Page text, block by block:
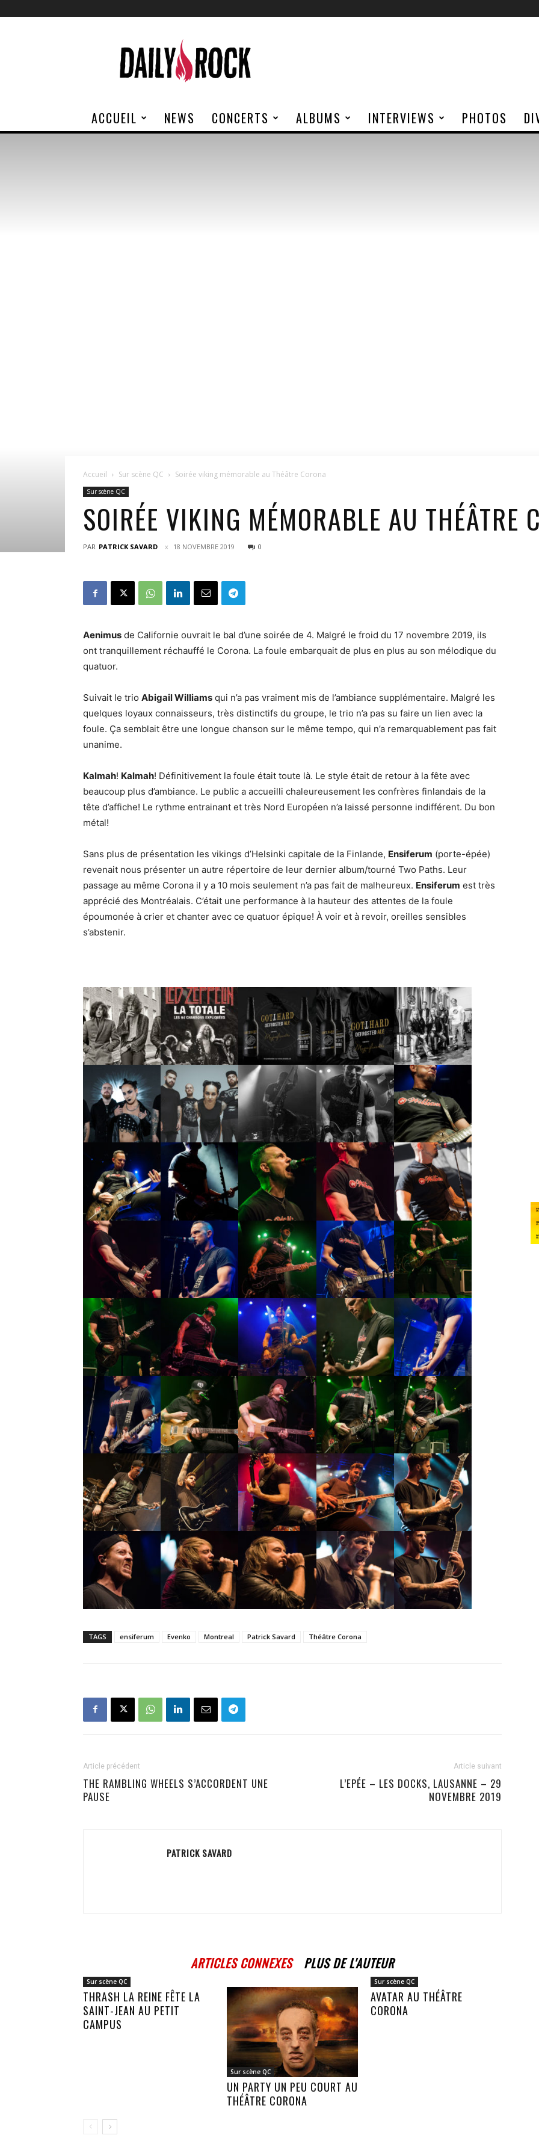
Rock
ACCUEIL NEWS CONCERTS ALBUMS INTERVIEWS PHOTOS
Accueil Sur scène QC Soirée viking mémorable au Théâtre Corona
Sur scène QC
SOIRÉE VIKING MÉMORABLE AU THÉÂTRE
PAR PATRICK SAVARD 18 NOVEMBRE 2019 0
Aenimus de Californie ouvrait le bal d’une soirée de 4. Malgré le froid du 17 novembre 2019, ils
ont tranquillement réchauffé le Corona. La foule embarquait de plus en plus au son mélodique du
quatuor.
Suivait le trio Abigail Williams qui n’a pas vraiment mis de l’ambiance supplémentaire. Malgré les
quelques loyaux connaisseurs, très distinctifs du groupe, le trio n’a pas su faire un lien avec la
foule. Ça semblait être une longue chanson sur le même tempo, qui n’a remarquablement pas fait
unanime.
Kalmah! Kalmah! Définitivement la foule était toute là. Le style était de retour à la fête avec
beaucoup plus d’ambiance. Le public a accueilli chaleureusement les confrères finlandais de la
tête d’affiche! Le rythme entrainant et très Nord Européen n’a laissé personne indifférent. Du bon
métal!
Sans plus de présentation les vikings d’Helsinki capitale de la Finlande, Ensiferum (porte-épée)
revenait nous présenter un autre répertoire de leur dernier album/tourné Two Paths. Leur
passage au même Corona il y a 10 mois seulement n’a pas fait de malheureux. Ensiferum est très
apprécié des Montréalais. C’était une performance à la hauteur des attentes de la foule
époumonée à crier et chanter avec ce quatuor épique! À voir et à revoir, oreilles sensibles
s’abstenir.
TAGS ensiferum Evenko Montreal Patrick Savard Théâtre Corona
Article précédent
THE RAMBLING WHEELS S’ACCORDENT UNE
PAUSE
Article suivant
L’EPÉE – LES DOCKS, LAUSANNE – 29
NOVEMBRE 2019
PATRICK SAVARD
ARTICLES CONNEXES PLUS DE L'AUTEUR
Sur scène QC
THRASH LA REINE FÊTE LA
SAINT-JEAN AU PETIT
CAMPUS
Sur scène QC
UN PARTY UN PEU COURT AU
THÉÂTRE CORONA
Sur scène QC
AVATAR AU THÉÂTRE
CORONA